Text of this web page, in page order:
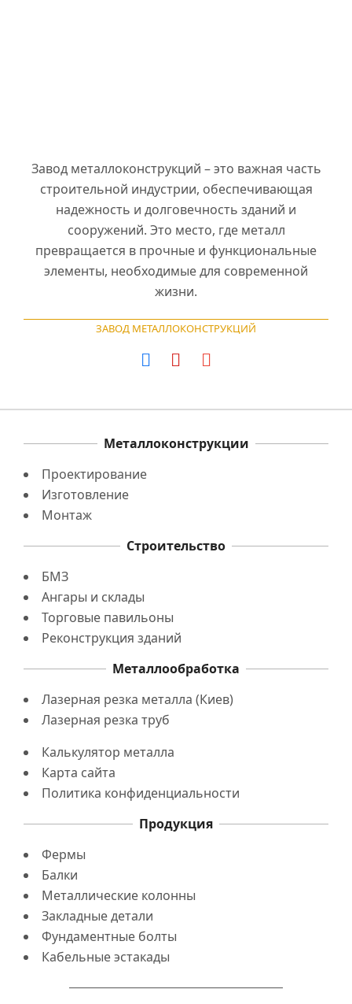
Завод металлоконструкций – это важная часть
строительной индустрии, обеспечивающая
надежность и долговечность зданий и
сооружений. Это место, где металл
превращается в прочные и функциональные
элементы, необходимые для современной
жизни.
ЗАВОД МЕТАЛЛОКОНСТРУКЦИЙ
Металлоконструкции
Проектирование
Изготовление
Монтаж
Строительство
БМЗ
Ангары и склады
Торговые павильоны
Реконструкция зданий
Металлообработка
Лазерная резка металла (Киев)
Лазерная резка труб
Калькулятор металла
Карта сайта
Политика конфиденциальности
Продукция
Фермы
Балки
Металлические колонны
Закладные детали
Фундаментные болты
Кабельные эстакады